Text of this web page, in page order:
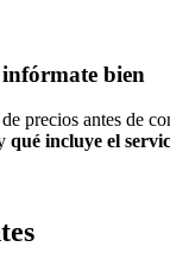
bien
precios antes de
qué incluye el